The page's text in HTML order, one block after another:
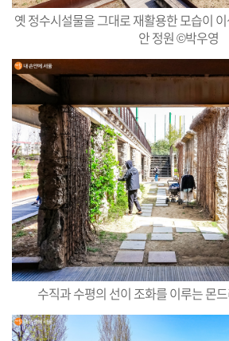
옛 정수시설물을 그대로 재활용한 모습이
안 정원 ©박우영
수직과 수평의 선이 조화를 이루는 몬